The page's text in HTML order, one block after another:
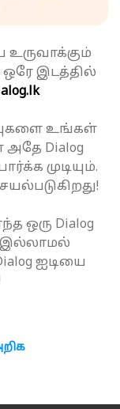
இடத்தில்
உங்கள்
Dialog
முடியும்.
ஒரு Dialog
இல்லாமல்
ஐடியை